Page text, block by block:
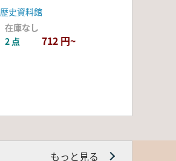
史資料館
在庫なし
2 点 712 円~
もっと見る